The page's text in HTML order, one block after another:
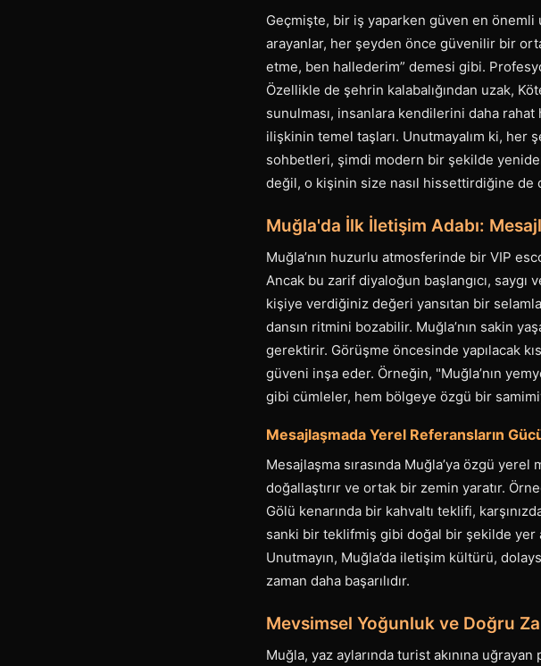
Geçmişte, bir iş yaparken güven en
arayanlar, her şeyden önce güvenilir bir
etme, ben hallederim” demesi gibi.
Özellikle de şehrin kalabalığından uzak,
sunulması, insanlara kendilerini daha rahat
ilişkinin temel taşları. Unutmayalım ki, her
sohbetleri, şimdi modern bir şekilde
değil, o kişinin size nasıl hissettirdiğine de
Muğla'da İlk İletişim Adabı:
Muğla’nın huzurlu atmosferinde bir VIP
Ancak bu zarif diyaloğun başlangıcı, saygı
kişiye verdiğiniz değeri yansıtan bir
dansın ritmini bozabilir. Muğla’nın sakin
gerektirir. Görüşme öncesinde yapılacak
güveni inşa eder. Örneğin, "Muğla’nın
gibi cümleler, hem bölgeye özgü bir
Mesajlaşmada Yerel Referansların
Mesajlaşma sırasında Muğla’ya özgü
doğallaştırır ve ortak bir zemin yaratır.
Gölü kenarında bir kahvaltı teklifi,
sanki bir teklifmiş gibi doğal bir şekilde yer
Unutmayın, Muğla’da iletişim kültürü,
zaman daha başarılıdır.
Mevsimsel Yoğunluk ve Doğru
Muğla, yaz aylarında turist akınına